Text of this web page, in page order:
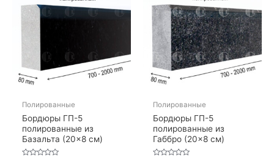
Полированные
Бордюры ГП-5
полированные из
Базальта (20×8 см)
Полированные
Бордюры ГП-5
полированные из
Габбро (20×8 см)